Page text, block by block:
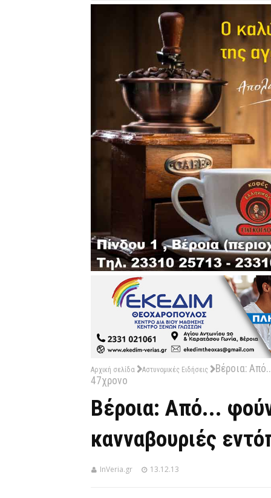
Αρχική σελίδα Αστυνομικές Ειδήσεις
Βέροια:
47χρονο
Βέροια: Από...
κανναβουριές
InVeria.gr 13.12.13